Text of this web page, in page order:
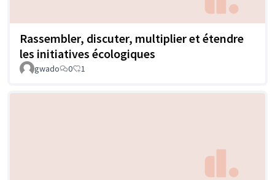
Rassembler, discuter, multiplier et étendre
les initiatives écologiques
gwado 0 1